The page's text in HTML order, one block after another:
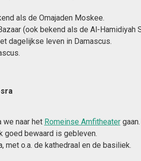
als de Omajaden Moskee.
(ook bekend als de Al-Hamidiyah
dagelijkse leven in Damascus.
we naar het Romeinse Amfitheater
goed bewaard is gebleven.
met o.a. de kathedraal en de basiliek.